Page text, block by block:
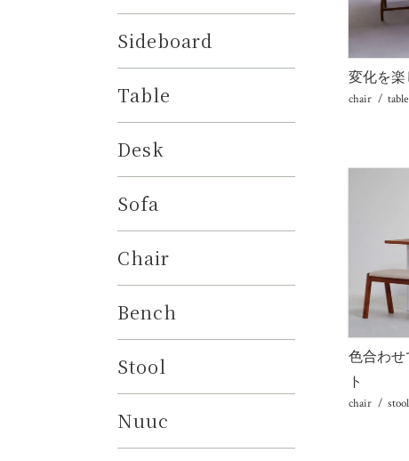
変化を楽
chair
table
色合わせ
ト
chair
stool
Sideboard
Table
Desk
Sofa
Chair
Bench
Stool
Nuuc